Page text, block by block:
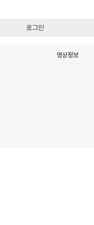
로그인
영상정보